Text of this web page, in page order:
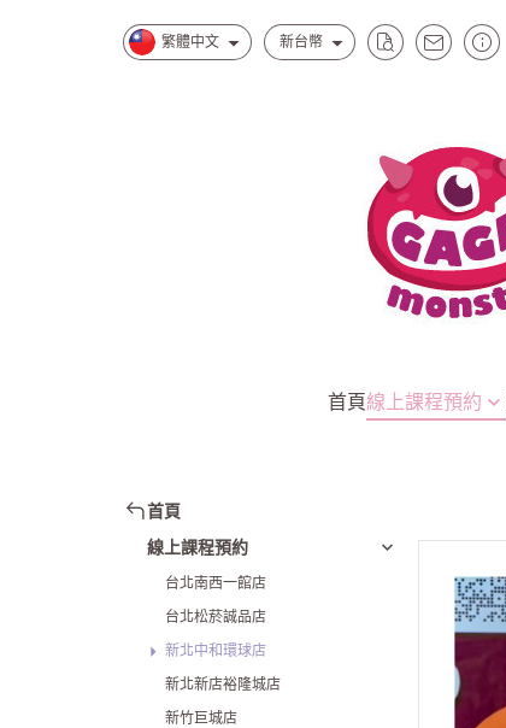
繁體中文 新台幣
首頁線上課程預約
首頁
線上課程預約
台北南西一館店
台北松菸誠品店
新北中和環球店
新北新店裕隆城店
新竹巨城店